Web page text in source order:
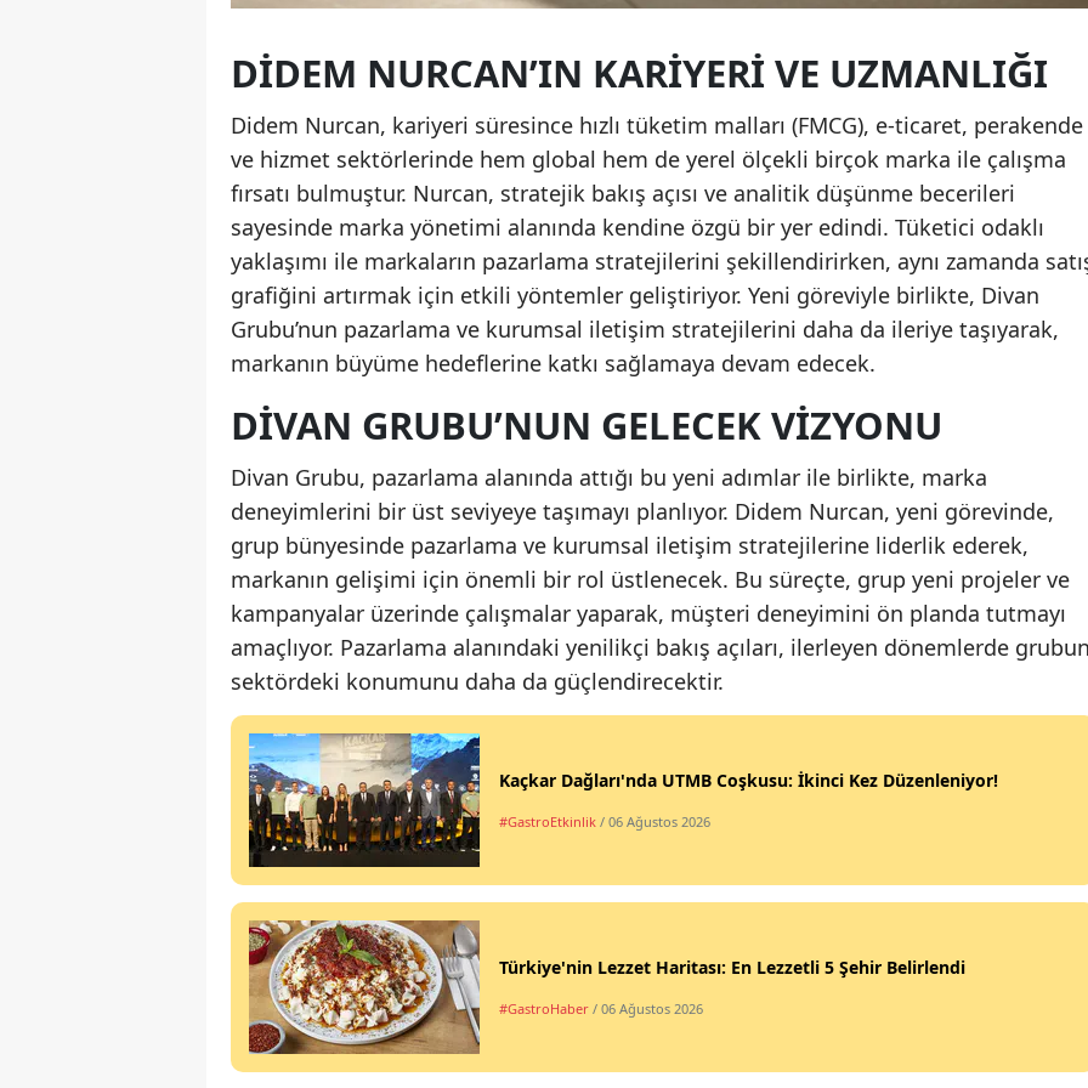
DIDEM NURCAN’IN KARIYERI VE UZMANLIĞI
Didem Nurcan, kariyeri süresince hızlı tüketim malları (FMCG), e-ticaret, perakende
ve hizmet sektörlerinde hem global hem de yerel ölçekli birçok marka ile çalışma
fırsatı bulmuştur. Nurcan, stratejik bakış açısı ve analitik düşünme becerileri
sayesinde marka yönetimi alanında kendine özgü bir yer edindi. Tüketici odaklı
yaklaşımı ile markaların pazarlama stratejilerini şekillendirirken, aynı zamanda
grafiğini artırmak için etkili yöntemler geliştiriyor. Yeni göreviyle birlikte, Divan
Grubu’nun pazarlama ve kurumsal iletişim stratejilerini daha da ileriye taşıyarak,
markanın büyüme hedeflerine katkı sağlamaya devam edecek.
DIVAN GRUBU’NUN GELECEK VIZYONU
Divan Grubu, pazarlama alanında attığı bu yeni adımlar ile birlikte, marka
deneyimlerini bir üst seviyeye taşımayı planlıyor. Didem Nurcan, yeni görevinde,
grup bünyesinde pazarlama ve kurumsal iletişim stratejilerine liderlik ederek,
markanın gelişimi için önemli bir rol üstlenecek. Bu süreçte, grup yeni projeler ve
kampanyalar üzerinde çalışmalar yaparak, müşteri deneyimini ön planda tutmayı
amaçlıyor. Pazarlama alanındaki yenilikçi bakış açıları, ilerleyen dönemlerde
sektördeki konumunu daha da güçlendirecektir.
Kaçkar Dağları'nda UTMB Coşkusu: İkinci Kez Düzenleniyor!
#GastroEtkinlik / 06 Ağustos 2026
Türkiye'nin Lezzet Haritası: En Lezzetli 5 Şehir Belirlendi
#GastroHaber / 06 Ağustos 2026